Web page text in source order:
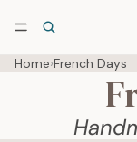
Home›French Days